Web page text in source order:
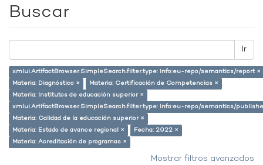
Buscar
Ir
xmlui.ArtifactBrowser.SimpleSearch.filter.type: info:eu-repo/semantics/report ×
Materia: Diagnóstico ×
Materia: Certificación de Competencias ×
Materia: Institutos de educación superior ×
xmlui.ArtifactBrowser.SimpleSearch.filter.type: info:eu-repo/semantics/
Materia: Calidad de la educación superior ×
Materia: Estado de avance regional ×
Fecha: 2022 ×
Materia: Acreditación de programas ×
Mostrar filtros avanzados